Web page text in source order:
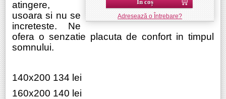
Adresează o Întrebare?
atingere,
usoara si nu se
increteste. Ne
ofera o senzatie placuta de confort in timpul
somnului.
140x200 134 lei
160x200 140 lei